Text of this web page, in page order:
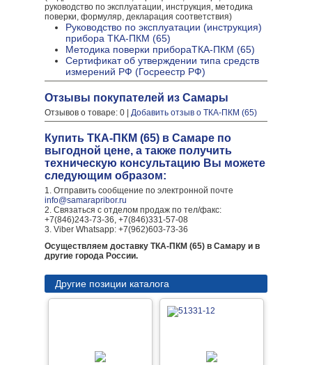
руководство по эксплуатации, инструкция, методика
поверки, формуляр, декларация соответствия)
Руководство по эксплуатации (инструкция)
прибора ТКА-ПКМ (65)
Методика поверки прибораТКА-ПКМ (65)
Сертификат об утверждении типа средств
измерений РФ (Госреестр РФ)
Отзывы покупателей из Самары
Отзывов о товаре: 0 | Добавить отзыв о ТКА-ПКМ (65)
Купить ТКА-ПКМ (65) в Самаре по
выгодной цене, а также получить
техническую консультацию Вы можете
следующим образом:
1. Отправить сообщение по электронной почте
info@samarapribor.ru
2. Связаться с отделом продаж по тел/факс:
+7(846)243-73-36, +7(846)331-57-08
3. Viber Whatsapp: +7(962)603-73-36
Осуществляем доставку ТКА-ПКМ (65) в Самару и в
другие города России.
Другие позиции каталога